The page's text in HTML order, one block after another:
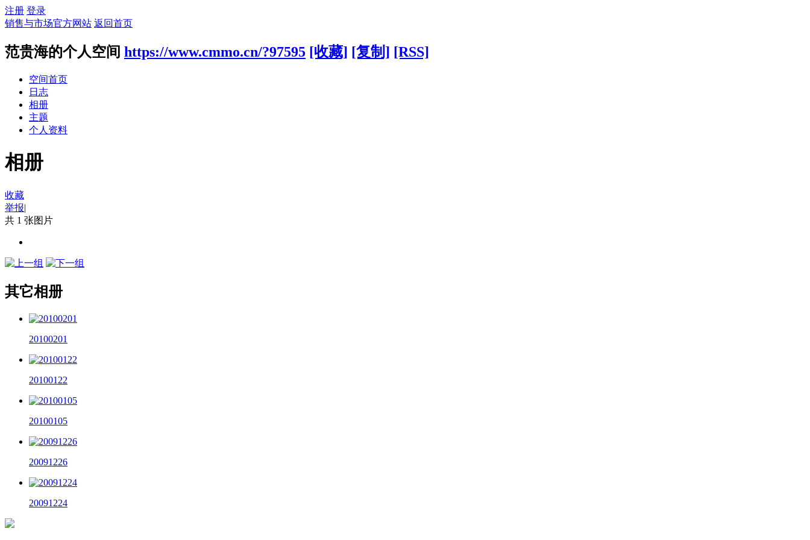
注册 登录
销售与市场官方网站 返回首页
范贵海的个人空间 https://www.cmmo.cn/?97595 [收藏] [复制] [RSS]
空间首页
日志
相册
主题
个人资料
相册
收藏
举报|
共 1 张图片
其它相册
20100201
20100122
20100105
20091226
20091224